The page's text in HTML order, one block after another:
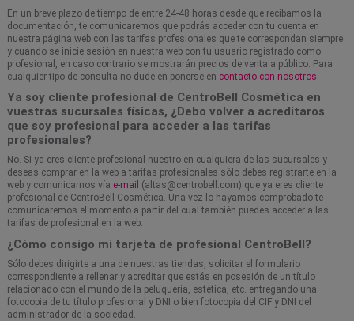
En un breve plazo de tiempo de entre 24-48 horas desde que recibamos la
documentación, te comunicaremos que podrás acceder con tu cuenta en
nuestra página web con las tarifas profesionales que te correspondan siempre
y cuando se inicie sesión en nuestra web con tu usuario registrado como
profesional, en caso contrario se mostrarán precios de venta a público. Para
cualquier tipo de consulta no dude en ponerse en contacto con nosotros
Ya soy cliente profesional de CentroBell Cosmética en
vuestras sucursales físicas, ¿Debo volver a acreditaros
que soy profesional para acceder a las tarifas
profesionales?
No. Si ya eres cliente profesional nuestro en cualquiera de las sucursales y
deseas comprar en la web a tarifas profesionales sólo debes registrarte en la
web y comunicarnos vía e-mail (altas@centrobell.com) que ya eres cliente
profesional de CentroBell Cosmética. Una vez lo hayamos comprobado te
comunicaremos el momento a partir del cual también puedes acceder a las
tarifas de profesional en la web.
¿Cómo consigo mi tarjeta de profesional CentroBell?
Sólo debes dirigirte a una de nuestras tiendas, solicitar el formulario
correspondiente a rellenar y acreditar que estás en posesión de un título
relacionado con el mundo de la peluquería, estética, etc. entregando una
fotocopia de tu título profesional y DNI o bien fotocopia del CIF y DNI del
administrador de la sociedad.